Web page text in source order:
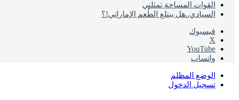
القوات المساحة تمثلني
السيادي..هل يبتلع الطُعم الإماراتي!؟
فيسبوك
‫X
‫YouTube
واتساب
الوضع المظلم
تسجيل الدخول